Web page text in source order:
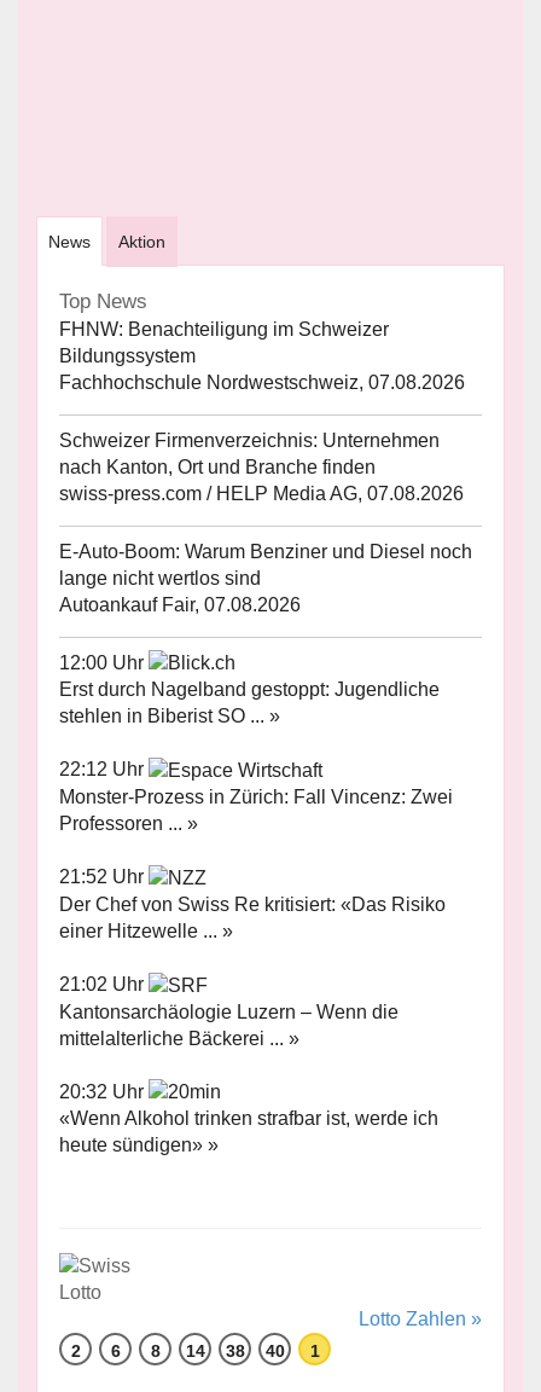
News Aktion
Top News
FHNW: Benachteiligung im Schweizer
Bildungssystem
Fachhochschule Nordwestschweiz, 07.08.2026
Schweizer Firmenverzeichnis: Unternehmen
nach Kanton, Ort und Branche finden
swiss-press.com / HELP Media AG, 07.08.2026
E-Auto-Boom: Warum Benziner und Diesel noch
lange nicht wertlos sind
Autoankauf Fair, 07.08.2026
12:00 Uhr
Erst durch Nagelband gestoppt: Jugendliche
stehlen in Biberist SO ... »
22:12 Uhr
Monster-Prozess in Zürich: Fall Vincenz: Zwei
Professoren ... »
21:52 Uhr
Der Chef von Swiss Re kritisiert: «Das Risiko
einer Hitzewelle ... »
21:02 Uhr
Kantonsarchäologie Luzern – Wenn die
mittelalterliche Bäckerei ... »
20:32 Uhr
«Wenn Alkohol trinken strafbar ist, werde ich
heute sündigen» »
Lotto Zahlen »
2 6 8 14 38 40 1